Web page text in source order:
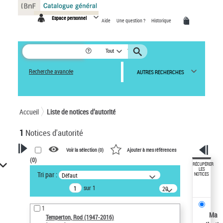
Espace personnel Aide Une question ? Historique
Tout
Recherche avancée AUTRES RECHERCHES
Accueil Liste de notices d’autorité
1 Notices d'autorité
VOTRE RECHERCHE
Recherche avancée dans les
notices d’autorité
Œuvres liées à l'auteur :
Temperton, Rod (1947-2016)
Voir la sélection (0) Ajouter à mes références
(0)
Tri par : Défaut
sur 1
20
résultats/page
1
Temperton, Rod (1947-2016)
RÉCUPÉRER
LES
NOTICES
Ma
Panneau de gestion des cookies